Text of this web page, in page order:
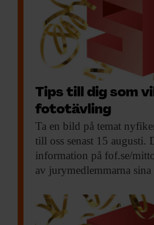
Tips till dig som
fototävling
Ta en bild på temat
till oss senast 15 augusti.
information på fof.se/
av jurymedlemmarna sina